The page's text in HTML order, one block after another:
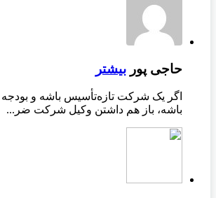
حاجی پور بیشتر
اگر یک شرکت تازه‌تأسیس باشه و
باشه، باز هم داشتن وکیل شرکت ضر...